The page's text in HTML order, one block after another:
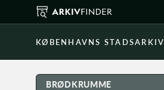
KØBENHAVNS STADSARKIV
BRØDKRUMME